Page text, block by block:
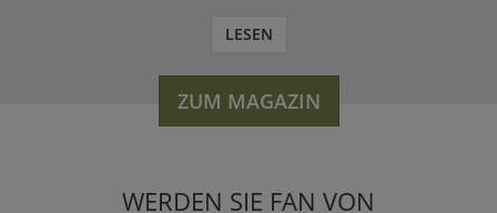
LESEN
ZUM MAGAZIN
WERDEN SIE FAN VON